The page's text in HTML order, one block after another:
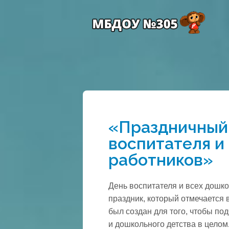
воспитателя
работников»
День воспитателя и всех
праздник, который
был создан для того, чтобы
и дошкольного детства в целом.